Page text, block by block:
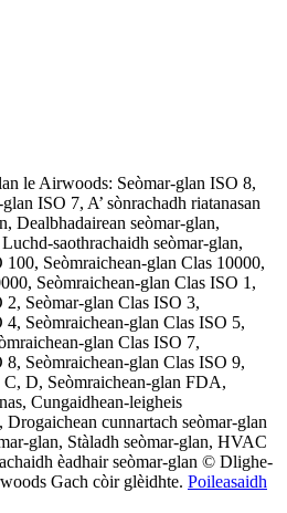
le Airwoods: Seòmar-glan ISO 8,
ISO 7, A’ sònrachadh riatanasan
Dealbhadairean seòmar-glan,
saothrachaidh seòmar-glan,
Seòmraichean-glan Clas 10000,
Seòmraichean-glan Clas ISO 1,
2, Seòmar-glan Clas ISO 3,
4, Seòmraichean-glan Clas ISO 5,
glan Clas ISO 7,
8, Seòmraichean-glan Clas ISO 9,
D, Seòmraichean-glan FDA,
Cungaidhean-leigheis
cunnartach seòmar-glan
glan, Stàladh seòmar-glan, HVAC
èadhair seòmar-glan © Dlighe-
Gach còir glèidhte. Poileasaidh